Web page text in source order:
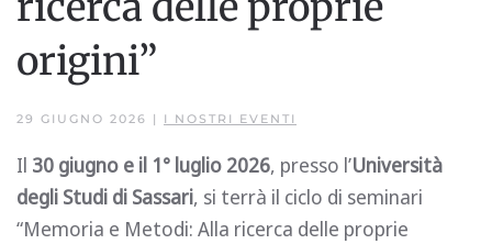
origini”
29 GIUGNO 2026 | I NOSTRI EVENTI
Il 30 giugno e il 1° luglio 2026, presso l’Università
degli Studi di Sassari, si terrà il ciclo di seminari
“Memoria e Metodi: Alla ricerca delle proprie